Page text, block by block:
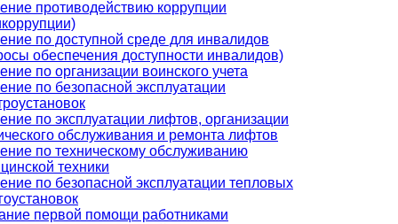
противодействию коррупции
по доступной среде для инвалидов
обеспечения доступности инвалидов)
по организации воинского учета
по безопасной эксплуатации
по эксплуатации лифтов, организации
обслуживания и ремонта лифтов
по техническому обслуживанию
техники
по безопасной эксплуатации тепловых
первой помощи работниками